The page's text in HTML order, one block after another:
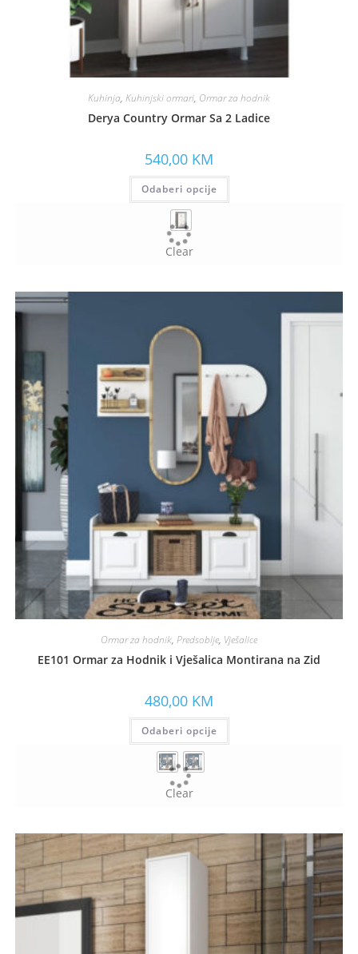
Kuhinja, Kuhinjski ormari, Ormar za hodnik
Derya Country Ormar Sa 2 Ladice
540,00 KM
Odaberi opcije
Clear
Ormar za hodnik, Predsoblje, Vješalice
EE101 Ormar za Hodnik i Vješalica Montirana na Zid
480,00 KM
Odaberi opcije
Clear